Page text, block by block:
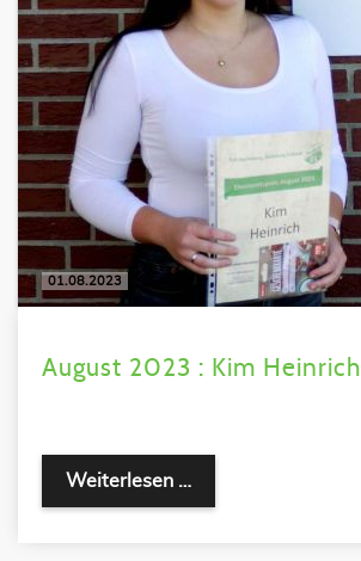
01.08.2023
August 2023 : Kim Heinrich
Weiterlesen …